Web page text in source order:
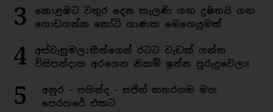
3
කොළඹට වතුර දෙන කැලණි ගඟ දුෂිතයි ගඟ
ගොඩගන්න කෝටි ගාණක මෙහෙයුමක්
4
අස්වැසුමලාභීන්ගෙන් රටට වැඩක් ගන්න
විසිපන්දාහ අරගෙන නිකම් ඉන්න පුරුදුවෙලා!
5
අනුර - පහින්ද - සජිත් කතරගම මහ
පෙරහරේ එකට